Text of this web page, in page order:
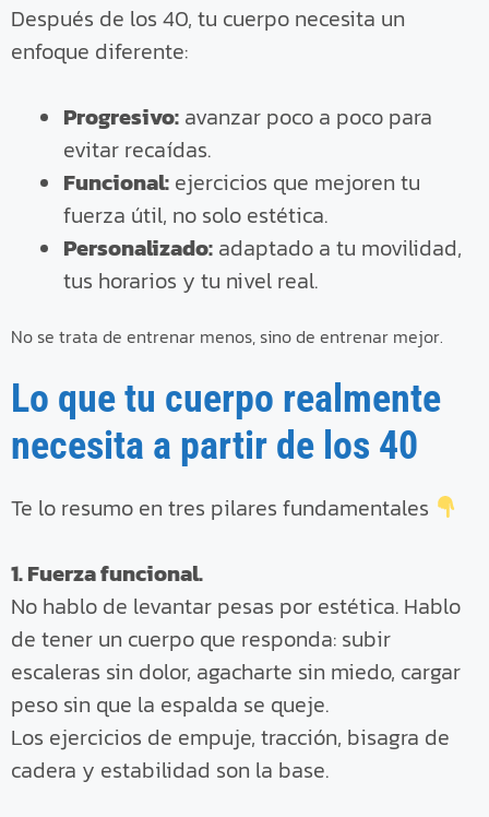
Después de los 40, tu cuerpo necesita un
enfoque diferente:
Progresivo: avanzar poco a poco para
evitar recaídas.
Funcional: ejercicios que mejoren tu
fuerza útil, no solo estética.
Personalizado: adaptado a tu movilidad,
tus horarios y tu nivel real.
No se trata de entrenar menos, sino de entrenar mejor.
Lo que tu cuerpo realmente
necesita a partir de los 40
Te lo resumo en tres pilares fundamentales
1. Fuerza funcional.
No hablo de levantar pesas por estética. Hablo
de tener un cuerpo que responda: subir
escaleras sin dolor, agacharte sin miedo, cargar
peso sin que la espalda se queje.
Los ejercicios de empuje, tracción, bisagra de
cadera y estabilidad son la base.